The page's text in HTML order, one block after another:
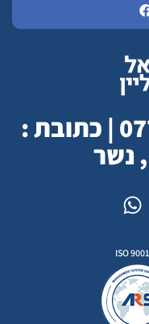
טלפון : 077-2085240 | כתובת :